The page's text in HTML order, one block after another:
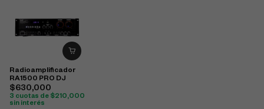
Radioamplificador
RA1500 PRO DJ
$630,000
3 cuotas de $210,000
sin interés